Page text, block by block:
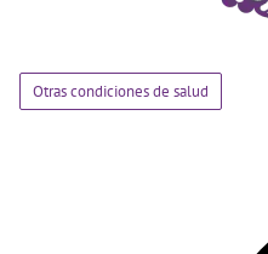
Otras condiciones de salud